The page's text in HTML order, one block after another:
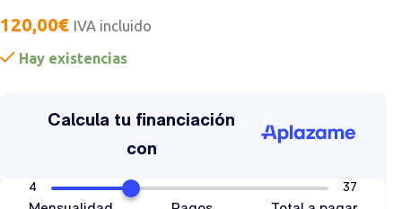
120,00€ IVA incluido
Hay existencias